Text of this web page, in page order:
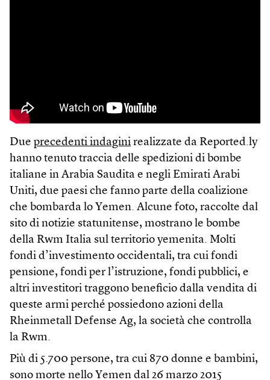
Due precedenti indagini realizzate da Reported.ly
hanno tenuto traccia delle spedizioni di bombe
italiane in Arabia Saudita e negli Emirati Arabi
Uniti, due paesi che fanno parte della coalizione
che bombarda lo Yemen. Alcune foto, raccolte dal
sito di notizie statunitense, mostrano le bombe
della Rwm Italia sul territorio yemenita. Molti
fondi d’investimento occidentali, tra cui fondi
pensione, fondi per l’istruzione, fondi pubblici, e
altri investitori traggono beneficio dalla vendita di
queste armi perché possiedono azioni della
Rheinmetall Defense Ag, la società che controlla
la Rwm.
Più di 5.700 persone, tra cui 870 donne e bambini,
sono morte nello Yemen dal 26 marzo 2015